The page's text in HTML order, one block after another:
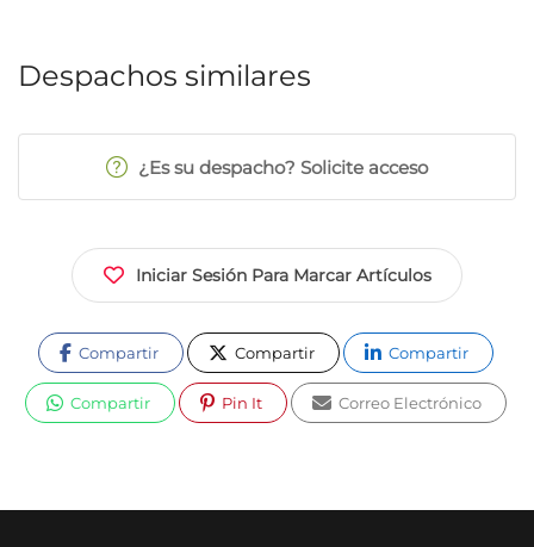
Despachos similares
¿Es su despacho? Solicite acceso
Iniciar Sesión Para Marcar Artículos
Compartir Compartir Compartir
Compartir Pin It Correo Electrónico